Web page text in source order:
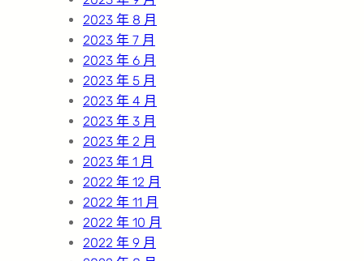
2023 年 8 月
2023 年 7 月
2023 年 6 月
2023 年 5 月
2023 年 4 月
2023 年 3 月
2023 年 2 月
2023 年 1 月
2022 年 12 月
2022 年 11 月
2022 年 10 月
2022 年 9 月